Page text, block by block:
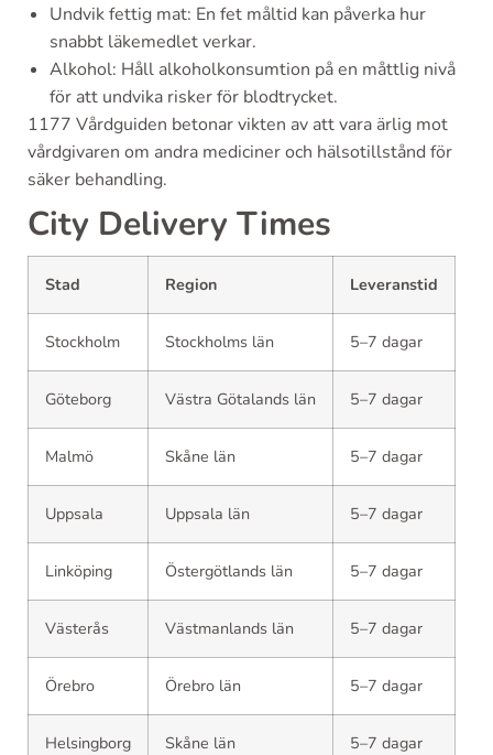
Undvik fettig mat: En fet måltid kan påverka hur
snabbt läkemedlet verkar.
Alkohol: Håll alkoholkonsumtion på en måttlig nivå
för att undvika risker för blodtrycket.
1177 Vårdguiden betonar vikten av att vara ärlig mot
vårdgivaren om andra mediciner och hälsotillstånd för
säker behandling.
City Delivery Times
Stad Region Leveranstid
Stockholm Stockholms län 5–7 dagar
Göteborg Västra Götalands län 5–7 dagar
Malmö Skåne län 5–7 dagar
Uppsala Uppsala län 5–7 dagar
Linköping Östergötlands län 5–7 dagar
Västerås Västmanlands län 5–7 dagar
Örebro Örebro län 5–7 dagar
Helsingborg Skåne län 5–7 dagar